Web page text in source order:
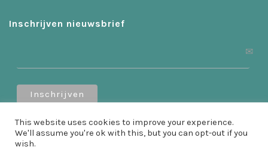
Inschrijven nieuwsbrief
Ontvang 10% korting als je je inschrijft!
This website uses cookies to improve your experience.
We'll assume you're ok with this, but you can opt-out if you
wish.